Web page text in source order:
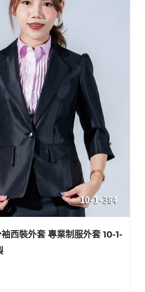
西裝外套 專業制服外套 10-1-